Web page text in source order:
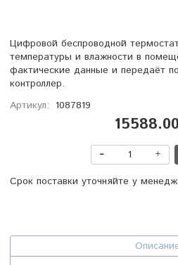
Цифровой беспроводной
температуры и влажности в
фактические данные и передаёт
контроллер.
Артикул: 1087819
Срок поставки уточняйте у